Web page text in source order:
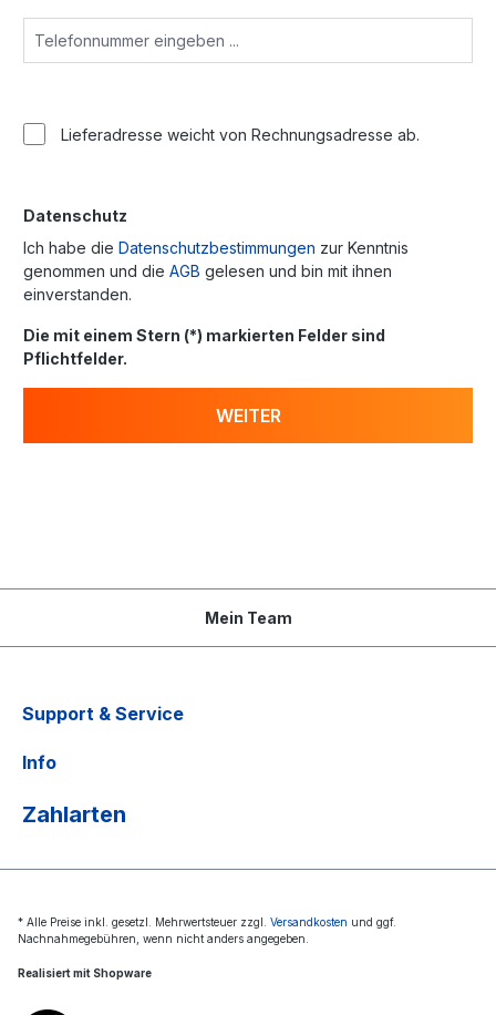
Lieferadresse weicht von Rechnungsadresse ab.
Datenschutz
Ich habe die Datenschutzbestimmungen zur Kenntnis
genommen und die AGB gelesen und bin mit ihnen
einverstanden.
Die mit einem Stern (*) markierten Felder sind
Pflichtfelder.
WEITER
Mein Team
Support & Service
Info
Zahlarten
* Alle Preise inkl. gesetzl. Mehrwertsteuer zzgl. Versandkosten und ggf.
Nachnahmegebühren, wenn nicht anders angegeben.
Realisiert mit Shopware